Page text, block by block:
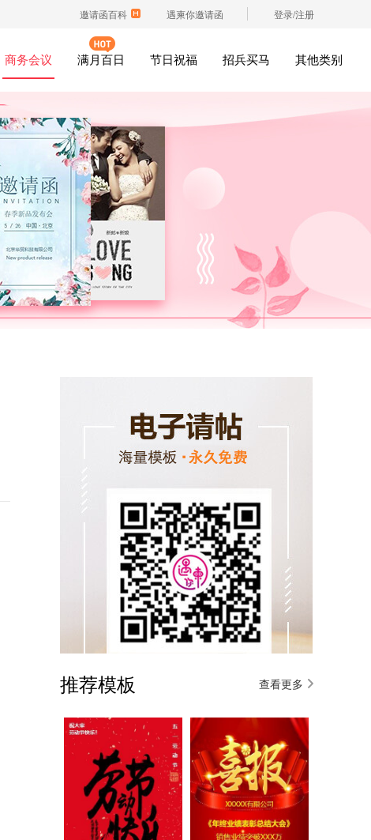
邀请函百科 遇柬你邀请函 登录/注册
商务会议 满月百日 节日祝福 招兵买马 其他类别
推荐模板 查看更多